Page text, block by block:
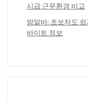
시급·근무환경 비교
밤알바: 초보자도
바이트 정보